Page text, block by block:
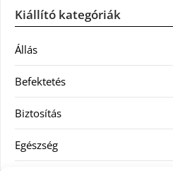
Kiállító kategóriák
Állás
Befektetés
Biztosítás
Egészség